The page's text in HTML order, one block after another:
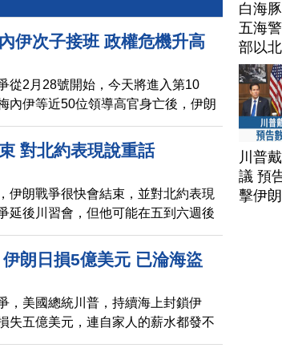
伊次子接班 政權危機升高
從2月28號開始，今天將進入第10
內伊等近50位領導高官身亡後，伊朗
伊的次子，穆吉塔巴成為第三任最高
對北約表現說重話
伊朗戰爭很快會結束，並對北約表現
延後川習會，但他可能在五到六週後
的報導。
朗日損5億美元 已淪海盜
，美國總統川普，持續海上封鎖伊
失五億美元，連自家人的薪水都發不
際船隻的行為，像極了海盜。白宮還
白海
五海
部以
川普
議 預
擊伊朗